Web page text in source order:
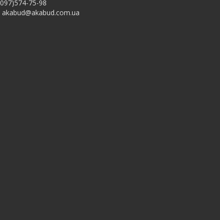
75-98
akabud@akabud.com.ua